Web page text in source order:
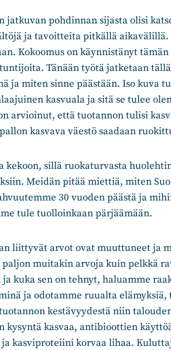
pohdinnan sijasta olisi
ja tavoitteita pitkällä aikavälillä.
Kokoomus on käynnistänyt
Tänään työtä jatketaan
ja miten sinne päästään. Iso kuva
kasvuala ja sitä se tulee
arvioinut, että tuotannon tulisi
kasvava väestö saadaan
kekoon, sillä ruokaturvasta
Meidän pitää miettiä, miten
30 vuoden päästä ja
tule tuolloinkaan pärjäämään.
liittyvät arvot ovat muuttuneet ja
muitakin arvoja kuin pelkkä
kuka sen on tehnyt, haluamme
ja odotamme ruualta
kestävyydestä niin
kasvaa, antibioottien
kasviproteiini korvaa lihaa.